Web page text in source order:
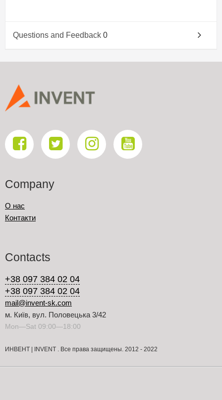
Questions and Feedback 0
Company
О нас
Контакти
Contacts
+38 097 384 02 04
+38 097 384 02 04
mail@invent-sk.com
м. Київ, вул. Половецька 3/42
Mon—Sat 09:00—18:00
ИНВЕНТ | INVENT . Все права защищены. 2012 - 2022